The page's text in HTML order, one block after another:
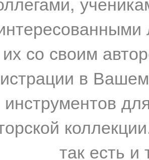
их со своим
в
инструментов
так есть и